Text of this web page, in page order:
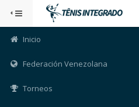
Inicio
Federación Venezolana
Torneos